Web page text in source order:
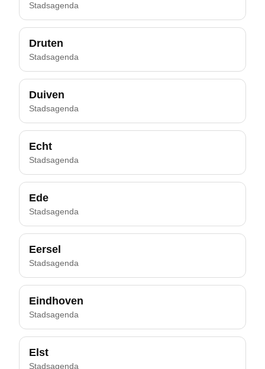
Stadsagenda
Druten
Stadsagenda
Duiven
Stadsagenda
Echt
Stadsagenda
Ede
Stadsagenda
Eersel
Stadsagenda
Eindhoven
Stadsagenda
Elst
Stadsagenda